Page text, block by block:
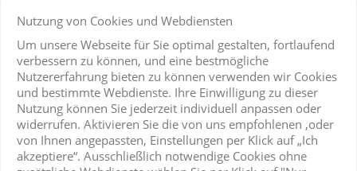
Privatssphäre-Einstellungen
Marketing / Usability
Google Analytics
Anbieter
Google LLC
Nutzung von Cookies und Webdiensten
Um unsere Webseite für Sie optimal gestalten, fortlaufend
verbessern zu können, und eine bestmögliche
Nutzererfahrung bieten zu können verwenden wir Cookies
und bestimmte Webdienste. Ihre Einwilligung zu dieser
Nutzung können Sie jederzeit individuell anpassen oder
widerrufen. Aktivieren Sie die von uns empfohlenen ,oder
von Ihnen angepassten, Einstellungen per Klick auf „Ich
akzeptiere“. Ausschließlich notwendige Cookies ohne
Hauptthemen
Start
Häusliche Intensivpflege
Standorte
Karriere